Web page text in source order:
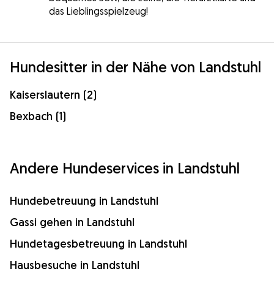
das Lieblingsspielzeug!
Hundesitter in der Nähe von Landstuhl
Kaiserslautern (2)
Bexbach (1)
Andere Hundeservices in Landstuhl
Hundebetreuung in Landstuhl
Gassi gehen in Landstuhl
Hundetagesbetreuung in Landstuhl
Hausbesuche in Landstuhl